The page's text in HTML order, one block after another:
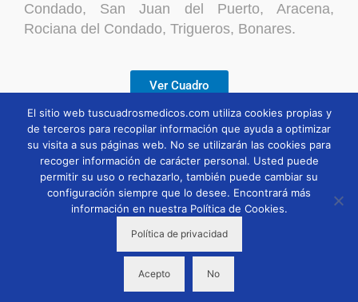
Condado, San Juan del Puerto, Aracena,
Rociana del Condado, Trigueros, Bonares.
Ver Cuadro
Descargar
copyright 2026 © tuscuadrosmedicos.com
El sitio web tuscuadrosmedicos.com utiliza cookies propias y
de terceros para recopilar información que ayuda a optimizar
su visita a sus páginas web. No se utilizarán las cookies para
recoger información de carácter personal. Usted puede
permitir su uso o rechazarlo, también puede cambiar su
configuración siempre que lo desee. Encontrará más
información en nuestra Política de Cookies.
Política de privacidad
Acepto No